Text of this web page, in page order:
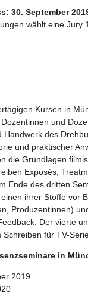
30. September
wählt eine Jury
Kursen in
und
Handwerk des
und praktischer
die Grundlagen
Exposés,
Ende des dritten
ihrer Stoffe vor
Produzentinnen)
Der vierte
für TV-
in
2019